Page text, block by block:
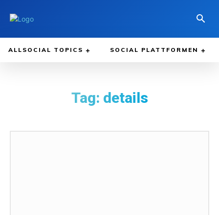
ALLSOCIAL TOPICS SOCIAL PLATTFORMEN
Tag: details